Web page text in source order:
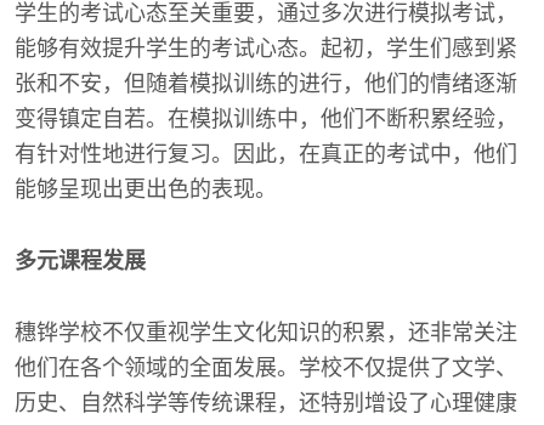
学生的考试心态至关重要，通过多次进行模拟考试，
能够有效提升学生的考试心态。起初，学生们感到紧
张和不安，但随着模拟训练的进行，他们的情绪逐渐
变得镇定自若。在模拟训练中，他们不断积累经验，
有针对性地进行复习。因此，在真正的考试中，他们
能够呈现出更出色的表现。
多元课程发展
穗铧学校不仅重视学生文化知识的积累，还非常关注
他们在各个领域的全面发展。学校不仅提供了文学、
历史、自然科学等传统课程，还特别增设了心理健康